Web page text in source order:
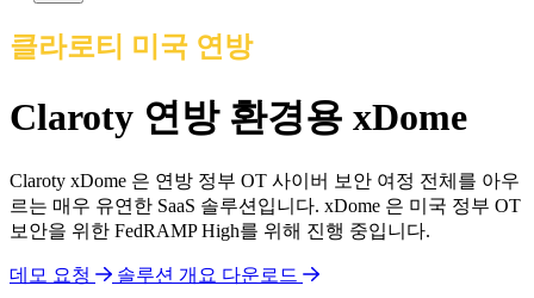
클라로티 미국 연방
Claroty 연방 환경용 xDome
Claroty xDome 은 연방 정부 OT 사이버 보안 여정 전체를 아우
르는 매우 유연한 SaaS 솔루션입니다. xDome 은 미국 정부 OT
보안을 위한 FedRAMP High를 위해 진행 중입니다.
데모 요청 솔루션 개요 다운로드